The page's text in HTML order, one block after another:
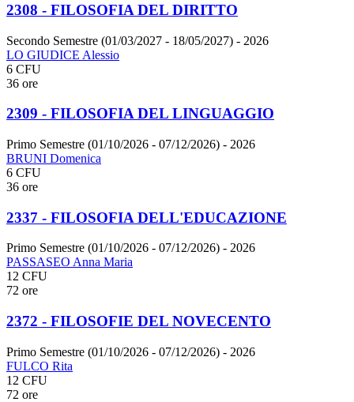
2308 - FILOSOFIA DEL DIRITTO
Secondo Semestre (01/03/2027 - 18/05/2027) - 2026
LO GIUDICE Alessio
6 CFU
36 ore
2309 - FILOSOFIA DEL LINGUAGGIO
Primo Semestre (01/10/2026 - 07/12/2026) - 2026
BRUNI Domenica
6 CFU
36 ore
2337 - FILOSOFIA DELL'EDUCAZIONE
Primo Semestre (01/10/2026 - 07/12/2026) - 2026
PASSASEO Anna Maria
12 CFU
72 ore
2372 - FILOSOFIE DEL NOVECENTO
Primo Semestre (01/10/2026 - 07/12/2026) - 2026
FULCO Rita
12 CFU
72 ore